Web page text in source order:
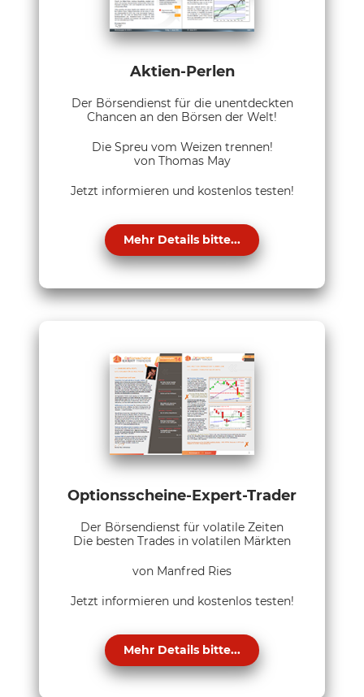
Aktien-Perlen
Der Börsendienst für die unentdeckten
Chancen an den Börsen der Welt!
Die Spreu vom Weizen trennen!
von Thomas May
Jetzt informieren und kostenlos testen!
Mehr Details bitte...
Optionsscheine-Expert-Trader
Der Börsendienst für volatile Zeiten
Die besten Trades in volatilen Märkten
von Manfred Ries
Jetzt informieren und kostenlos testen!
Mehr Details bitte...